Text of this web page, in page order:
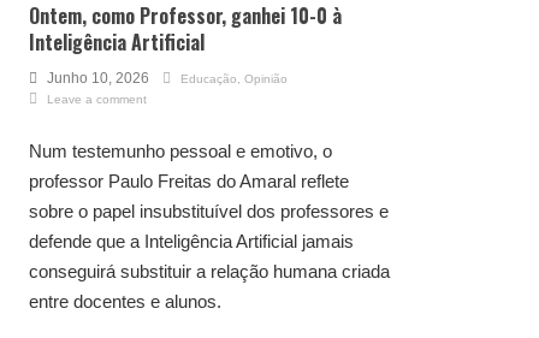
Ontem, como Professor, ganhei 10-0 à
Inteligência Artificial
Junho 10, 2026 Educação, Opinião
Leave a comment
Num testemunho pessoal e emotivo, o
professor Paulo Freitas do Amaral reflete
sobre o papel insubstituível dos professores e
defende que a Inteligência Artificial jamais
conseguirá substituir a relação humana criada
entre docentes e alunos.